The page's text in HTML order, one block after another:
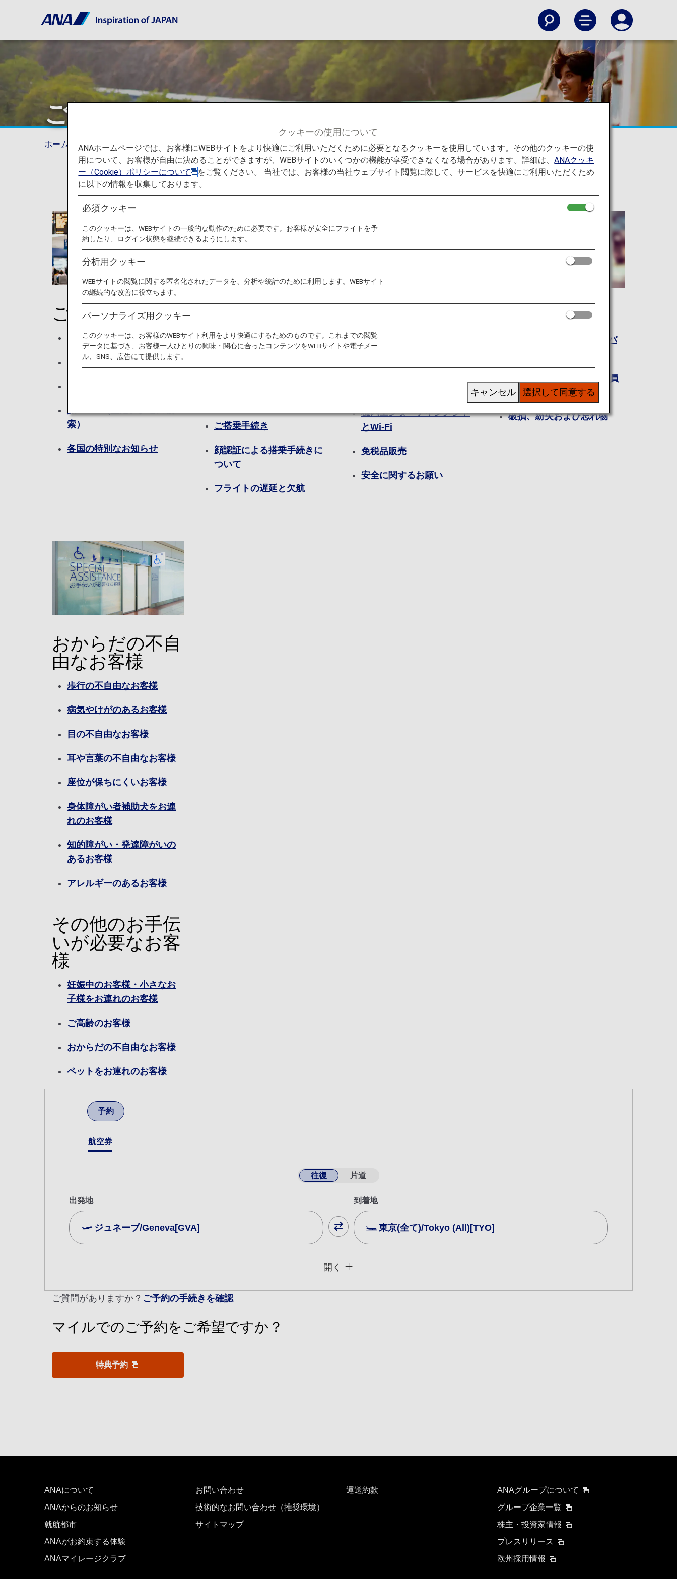
ご旅行の準備
ホーム ご旅行の準備
ご旅行の前に
就航都市
オンラインチェックイン
手荷物
旅CUBE（空港アクセス検
索）
各国の特別なお知らせ
空港でのご搭乗手続きと自
ご搭乗手続き
顔認証による搭乗手続きに
ついて
フライトの遅延と欠航
シート一覧
機内エンターテインメント
とWi-Fi
免税品販売
安全に関するお願い
ご到着後に
日本到着後の移動手段：バ
ANAマイレージクラブ会員
の事後マイル登録
破損、紛失および忘れ物
おからだの不自
由なお客様
歩行の不自由なお客様
病気やけがのあるお客様
目の不自由なお客様
耳や言葉の不自由なお客様
座位が保ちにくいお客様
身体障がい者補助犬をお連
れのお客様
知的障がい・発達障がいの
あるお客様
アレルギーのあるお客様
その他のお手伝
いが必要なお客
様
妊娠中のお客様・小さなお
子様をお連れのお客様
ご高齢のお客様
おからだの不自由なお客様
ペットをお連れのお客様
予約
航空券
往復 片道
出発地
ジュネーブ/Geneva[GVA]
到着地
東京(全て)/Tokyo (All)[TYO]
往路出発日および時間帯
日付を選択
時間帯指定なし
プロモーションコードについて
・表示金額は選択いただいた条件でのもっともおトクな運賃となります。
・「＊」は現在金額が確認できない都市・日付となります。空席照会結果画面にて最新の情報をご確認ください。
・複数空港がある都市においては、複数空港の中でのおトクな運賃が表示される場合があります。
検索する
開く
ご質問がありますか？ ご予約の手続きを確認
マイルでのご予約をご希望ですか？
特典予約
ANAについて
ANAからのお知らせ
就航都市
ANAがお約束する体験
ANAマイレージクラブ
お問い合わせ
技術的なお問い合わせ（推奨環境）
サイトマップ
運送約款
ANAグループについて
グループ企業一覧
株主・投資家情報
プレスリリース
欧州採用情報
クッキーの使用について
ANAホームページでは、お客様にWEBサイトをより快適にご利用いただくために必要となるクッキーを使用しています。その他のクッキーの使
用について、お客様が自由に決めることができますが、WEBサイトのいくつかの機能が享受できなくなる場合があります。詳細は、ANAクッキ
ー（Cookie）ポリシーについて
をご覧ください。 当社では、お客様の当社ウェブサイト閲覧に際して、サービスを快適にご利用いただくため
に以下の情報を収集しております。
必須クッキー
このクッキーは、WEBサイトの一般的な動作のために必要です。お客様が安全にフライトを予
約したり、ログイン状態を継続できるようにします。
分析用クッキー
WEBサイトの閲覧に関する匿名化されたデータを、分析や統計のために利用します。WEBサイト
の継続的な改善に役立ちます。
パーソナライズ用クッキー
このクッキーは、お客様のWEBサイト利用をより快適にするためのものです。これまでの閲覧
データに基づき、お客様一人ひとりの興味・関心に合ったコンテンツをWEBサイトや電子メー
ル、SNS、広告にて提供します。
選択して同意する
キャンセル